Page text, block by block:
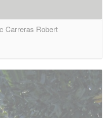
Carreras Robert